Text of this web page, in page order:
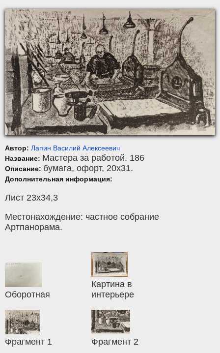
Автор: Лапин Василий Алексеевич
Название: Мастера за работой. 186
Описание: бумага, офорт, 20x31.
Дополнительная информация:
Лист 23х34,3
Местонахождение: частное собрание
Артпанорама.
Оборотная
Картина в
интерьере
Фрагмент 1 Фрагмент 2